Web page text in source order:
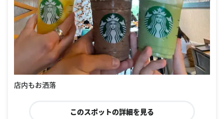
店内もお洒落
このスポットの詳細を見る